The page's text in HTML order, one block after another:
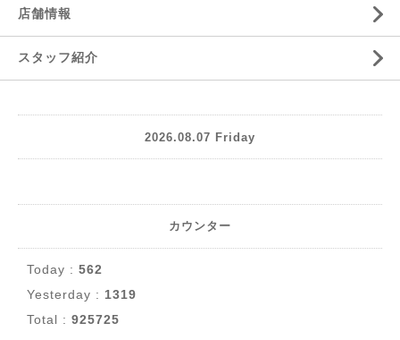
店舗情報
スタッフ紹介
2026.08.07 Friday
カウンター
Today : 562
Yesterday : 1319
Total : 925725